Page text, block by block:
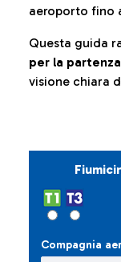
aeroporto fino
Questa guida
per la
visione chiara
Compagnia